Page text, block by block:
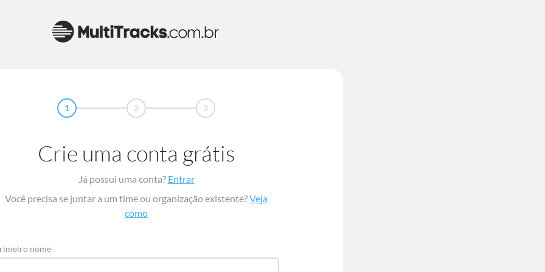
1 2 3
Crie uma conta grátis
Já possui uma conta? Entrar
Você precisa se juntar a um time ou organização existente?Veja
como
nome